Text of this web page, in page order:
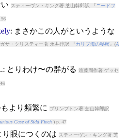
スティーヴン・キング著 芝山幹郎訳 『 ニードフ
: まさかこの人がというような
サ・クリスティー著 永井淳訳 『 カリブ海の秘密』(A
とりわけ〜の群がる 遠藤周作著 ゲッセ
より頻繁に プリンプトン著 芝山幹郎訳
Case of Sidd Finch) p. 47
り眼につくのは スティーヴン・キング著 芝